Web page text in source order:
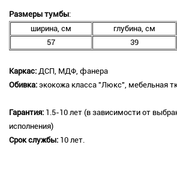
Размеры тумбы:
ширина, см
глубина, см
57
39
Каркас: ДСП, МДФ, фанера
Обивка: экокожа класса "Люкс", мебельная
Гарантия: 1.5-10 лет (в зависимости от
исполнения)
Срок службы: 10 лет.